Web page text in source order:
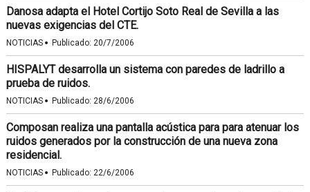
Danosa adapta el Hotel Cortijo Soto Real de Sevilla a las
nuevas exigencias del CTE.
NOTICIAS · Publicado: 20/7/2006
HISPALYT desarrolla un sistema con paredes de ladrillo a
prueba de ruidos.
NOTICIAS · Publicado: 28/6/2006
Composan realiza una pantalla acústica para para atenuar los
ruidos generados por la construcción de una nueva zona
residencial.
NOTICIAS · Publicado: 22/6/2006